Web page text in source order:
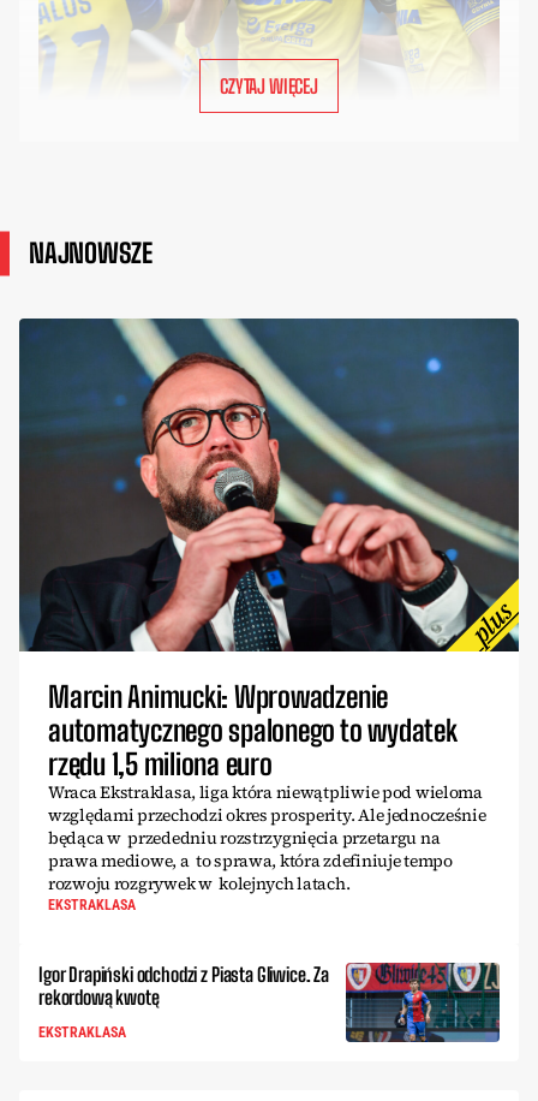
CZYTAJ WIĘCEJ
NAJNOWSZE
Marcin Animucki: Wprowadzenie
automatycznego spalonego to wydatek
rzędu 1,5 miliona euro
Wraca Ekstraklasa, liga która niewątpliwie pod wieloma
względami przechodzi okres prosperity. Ale jednocześnie
będąca w przededniu rozstrzygnięcia przetargu na
prawa mediowe, a to sprawa, która zdefiniuje tempo
rozwoju rozgrywek w kolejnych latach.
EKSTRAKLASA
Igor Drapiński odchodzi z Piasta Gliwice. Za
rekordową kwotę
EKSTRAKLASA